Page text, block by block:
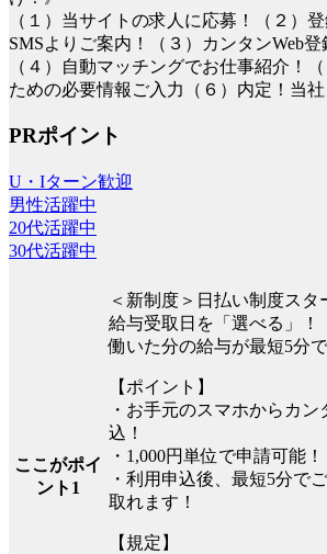
（１）当サイトの求人に応募！（２）
SMSよりご案内！（３）カンタンWeb登
（４）自動マッチングでお仕事紹介！
ための必要情報ご入力（６）内定！当
PRポイント
U・Iターン歓迎
男性活躍中
20代活躍中
30代活躍中
ここがポイ
ント1
＜新制度＞日払い制度スタ
給与受取日を「選べる」！
働いた分の給与が最短5分
【ポイント】
・お手元のスマホからカ
込！
・1,000円単位で申請可能！
・利用申込後、最短5分で
取れます！
【規定】